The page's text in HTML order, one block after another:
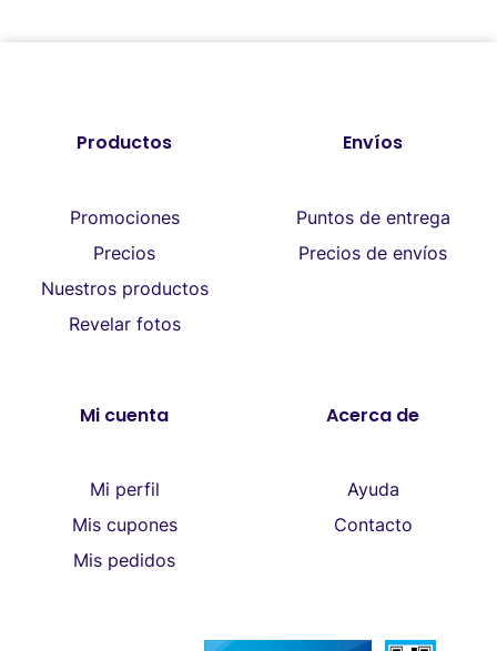
Productos
Promociones
Precios
Nuestros productos
Revelar fotos
Envíos
Puntos de entrega
Precios de envíos
Mi cuenta
Mi perfil
Mis cupones
Mis pedidos
Acerca de
Ayuda
Contacto